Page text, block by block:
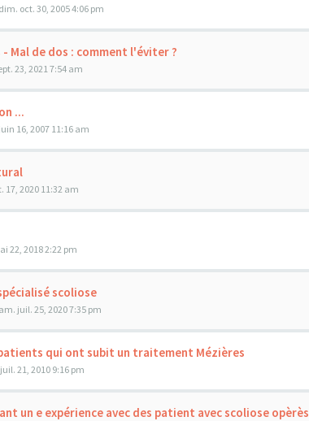
oct. 30, 2005 4:06 pm
- Mal de dos : comment l'éviter ?
23, 2021 7:54 am
...
16, 2007 11:16 am
17, 2020 11:32 am
22, 2018 2:22 pm
scoliose
juil. 25, 2020 7:35 pm
qui ont subit un traitement Mézières
21, 2010 9:16 pm
un e expérience avec des patient avec scoliose opèrès